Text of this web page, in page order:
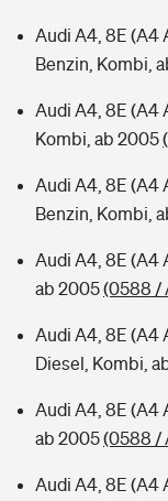
Audi A4, 8E (A4
Benzin, Kombi,
Audi A4, 8E (A4
Kombi, ab 2005
Audi A4, 8E (A4
Benzin, Kombi,
Audi A4, 8E (A4
ab 2005(0588 /
Audi A4, 8E (A4
Diesel, Kombi,
Audi A4, 8E (A4
ab 2005(0588 /
Audi A4, 8E (A4